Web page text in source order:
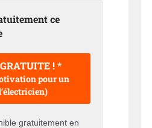
ce
! *
pour un
gratuitement en